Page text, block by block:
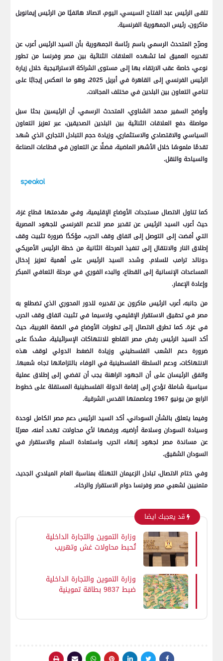
تلقى الرئيس عبد الفتاح السيسي، اليوم، اتصالا هاتفيًا من الرئيس إيمانويل
ماكرون، رئيس الجمهورية الفرنسية.
وصرّح المتحدث الرسمي باسم رئاسة الجمهورية بأن السيد الرئيس أعرب عن
تقديره العميق لما تشهده العلاقات الثنائية بين مصر وفرنسا من تطور
نوعي، خاصة عقب الارتقاء بها إلى مستوى الشراكة الاستراتيجية خلال زيارة
الرئيس الفرنسي إلى القاهرة في أبريل 2025، وهو ما انعكس إيجابًا على
تنامي التعاون بين البلدين في مختلف المجالات.
وأوضح السفير محمد الشناوي، المتحدث الرسمي، أن الرئيسين بحثا سبل
مواصلة دفع العلاقات الثنائية بين البلدين الصديقين، عبر تعزيز التعاون
السياسي والاقتصادي والاستثماري، وزيادة حجم التبادل التجاري الذي شهد
تقدمًا ملموسًا خلال الأشهر الماضية، فضلًا عن التعاون في قطاعات الصناعة
والسياحة والنقل.
كما تناول الاتصال مستجدات الأوضاع الإقليمية، وفي مقدمتها قطاع غزة،
حيث أعرب السيد الرئيس عن تقدير مصر للدعم الفرنسي للجهود المصرية
التي أفضت إلى التوصل إلى اتفاق وقف الحرب، مؤكدًا ضرورة تثبيت وقف
إطلاق النار والانتقال إلى تنفيذ المرحلة الثانية من خطة الرئيس الأمريكي
دونالد ترامب للسلام. وشدد السيد الرئيس على أهمية تعزيز إدخال
المساعدات الإنسانية إلى القطاع، والبدء الفوري في مرحلة التعافي المبكر
وإعادة الإعمار.
من جانبه، أعرب الرئيس ماكرون عن تقديره للدور المحوري الذي تضطلع به
مصر في تحقيق الاستقرار الإقليمي، ولاسيما في تثبيت اتفاق وقف الحرب
في غزة. كما تطرق الاتصال إلى تطورات الأوضاع في الضفة الغربية، حيث
أكد السيد الرئيس رفض مصر القاطع للانتهاكات الإسرائيلية، مشددًا على
ضرورة دعم الشعب الفلسطيني وزيادة الضغط الدولي لوقف هذه
الانتهاكات، ودعم السلطة الفلسطينية في الوفاء بالتزاماتها تجاه شعبها.
واتفق الرئيسان على أن الجهود الراهنة يجب أن تفضي إلى إطلاق عملية
سياسية شاملة تؤدي إلى إقامة الدولة الفلسطينية المستقلة على خطوط
الرابع من يونيو 1967 وعاصمتها القدس الشرقية.
وفيما يتعلق بالشأن السوداني، أكد السيد الرئيس دعم مصر الكامل لوحدة
وسيادة السودان وسلامة أراضيه، ورفضها لأي محاولات تهدد أمنه، معربًا
عن مساندة مصر لجهود إنهاء الحرب واستعادة السلم والاستقرار في
السودان الشقيق.
وفي ختام الاتصال، تبادل الزعيمان التهنئة بمناسبة العام الميلادي الجديد،
متمنيين لشعبي مصر وفرنسا دوام الاستقرار والرخاء.
قد يعجبك ايضا
وزارة التموين والتجارة الداخلية
تُحبط محاولات غش وتهريب
وزارة التموين والتجارة الداخلية
ضبط 9837 بطاقة تموينية